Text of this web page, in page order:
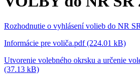
Rozhodnutie o vyhlásení volieb do NR
Informácie pre voliča.pdf (224.01 kB)
Utvorenie volebného okrsku a určenie
(37.13 kB)